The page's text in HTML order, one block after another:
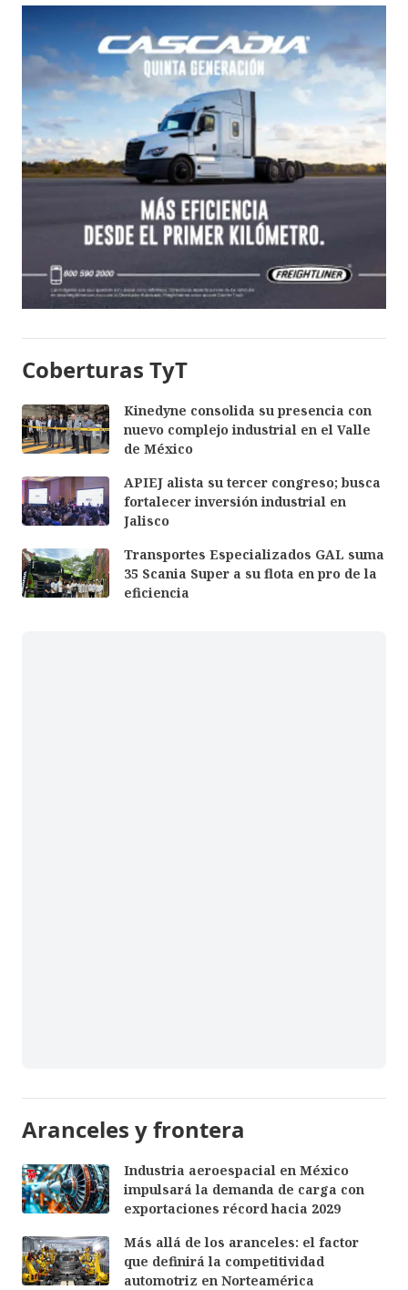
Coberturas TyT
Kinedyne consolida su presencia con
nuevo complejo industrial en el Valle
de México
APIEJ alista su tercer congreso; busca
fortalecer inversión industrial en
Jalisco
Transportes Especializados GAL suma
35 Scania Super a su flota en pro de la
eficiencia
Aranceles y frontera
Industria aeroespacial en México
impulsará la demanda de carga con
exportaciones récord hacia 2029
Más allá de los aranceles: el factor
que definirá la competitividad
automotriz en Norteamérica